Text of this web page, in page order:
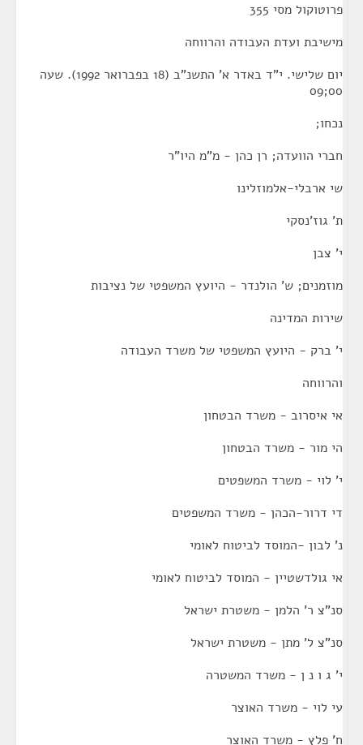
פרוטוקול מסי 355
מישיבת ועדת העבודה והרווחה
יום שלישי. י"ד באדר א' התשנ"ב (18 בפברואר 1992). שעה
00;09
נכחו;
חברי הוועדה; רן כהן - מ"מ היו"ר
שי ארבלי-אלמוזלינו
ת' גוז'נסקי
י' צבן
מוזמנים; ש' הולנדר - היועץ המשפטי של נציבות
שירות המדינה
י' ברק - היועץ המשפטי של משרד העבודה
והרווחה
אי איסרוב - משרד הבטחון
הי מור - משרד הבטחון
י' לוי - משרד המשפטים
די דרור-הכהן - משרד המשפטים
נ' לבון -המוסד לביטוח לאומי
אי גולדשטיין - המוסד לביטוח לאומי
סנ"צ ר' הלמן - משטרת ישראל
סנ"צ ל' מתן - משטרת ישראל
י' ג ו נ ן - משרד המשטרה
עי לוי - משרד האוצר
ח' פלץ - משרד האוצר